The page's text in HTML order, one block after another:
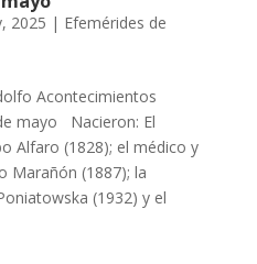
2025 | Efemérides de
Acontecimientos
mayo Nacieron: El
Alfaro (1828); el médico y
Marañón (1887); la
(1932) y el